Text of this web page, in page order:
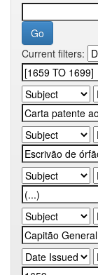
Current filters: